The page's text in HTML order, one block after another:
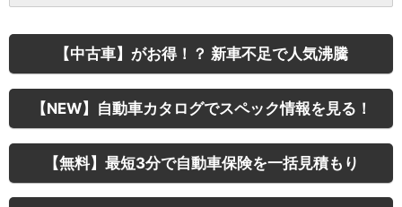
【中古車】がお得！？ 新車不足で人気沸騰
【NEW】自動車カタログでスペック情報を見る！
【無料】最短3分で自動車保険を一括見積もり